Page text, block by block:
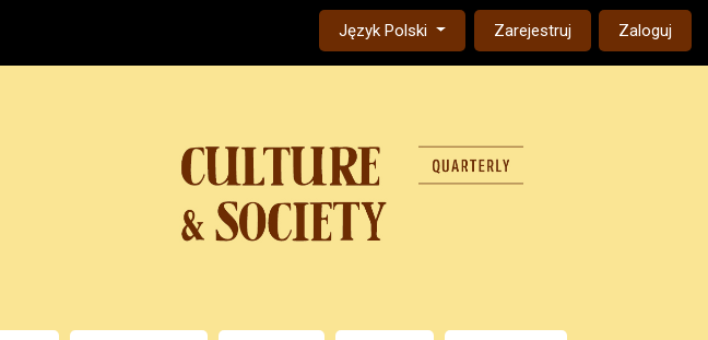
Change the language. The current language is:
Język Polski Zarejestruj Zaloguj